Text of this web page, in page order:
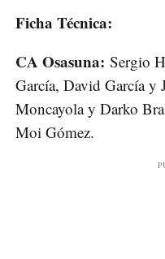
Ficha Técnica:
CA Osasuna: Sergio
García, David García y
Moncayola y Darko
Moi Gómez.